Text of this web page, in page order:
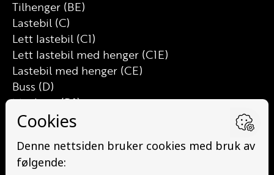
Tilhenger (BE)
Lastebil (C)
Lett lastebil (C1)
Lett lastebil med henger (C1E)
Lastebil med henger (CE)
Buss (D)
Minibuss (D1)
Minibuss med henger (D1E)
Traktor (T)
Traktor (T141 og T148)